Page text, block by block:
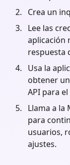
Crea un
Lee las
aplicación
respuesta
Usa la
obtener
API para
Llama a la
para
usuarios,
ajustes.